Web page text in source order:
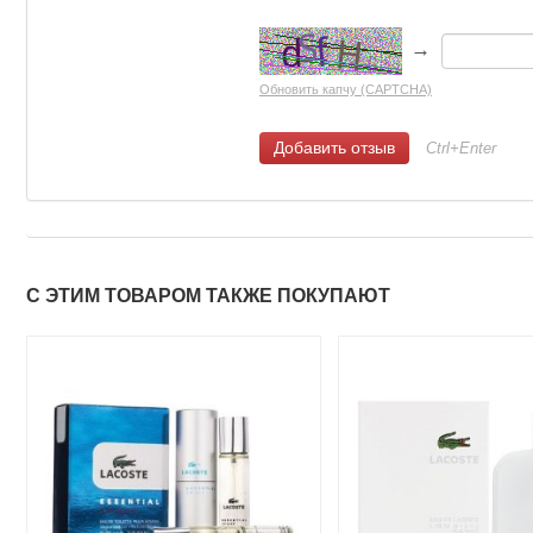
→
Обновить капчу (CAPTCHA)
Ctrl+Enter
С ЭТИМ ТОВАРОМ ТАКЖЕ ПОКУПАЮТ